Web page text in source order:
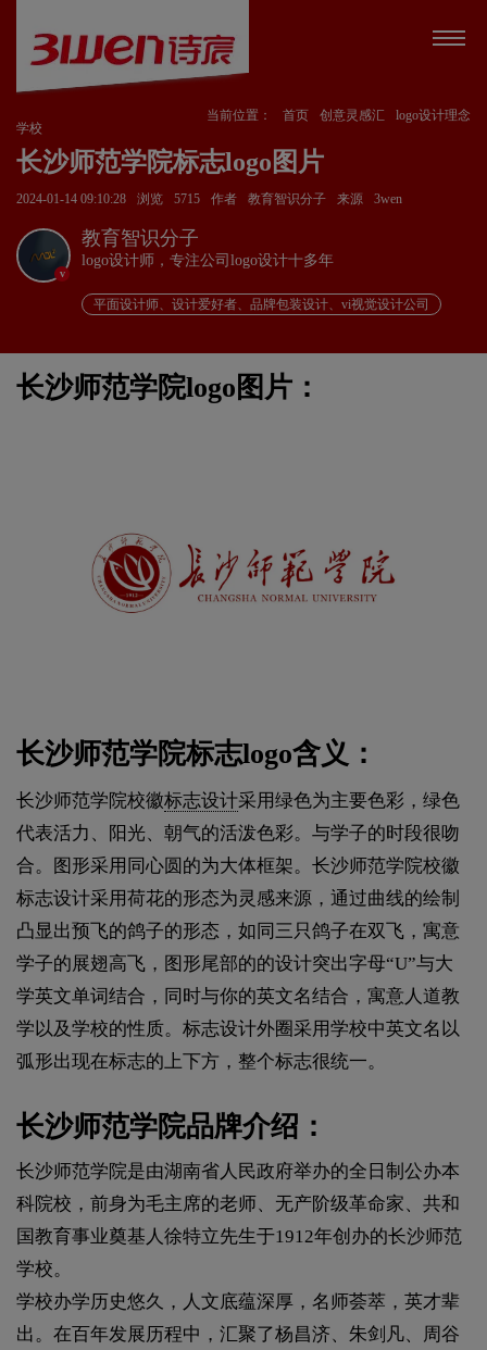
当前位置： 首页 创意灵感汇
logo设计理念
学校
长沙师范学院标志logo图片
2024-01-14 09:10:28 浏览 5715 作者 教育智识分子 来源 3wen
v
教育智识分子
logo设计师，专注公司logo设计十多年
平面设计师、设计爱好者、品牌包装设计、vi视觉设计公司
长沙师范学院logo图片：
长沙师范学院标志logo含义：
长沙师范学院校徽标志设计采用绿色为主要色彩，绿色
代表活力、阳光、朝气的活泼色彩。与学子的时段很吻
合。图形采用同心圆的为大体框架。长沙师范学院校徽
标志设计采用荷花的形态为灵感来源，通过曲线的绘制
凸显出预飞的鸽子的形态，如同三只鸽子在双飞，寓意
学子的展翅高飞，图形尾部的的设计突出字母“U”与大
学英文单词结合，同时与你的英文名结合，寓意人道教
学以及学校的性质。标志设计外圈采用学校中英文名以
弧形出现在标志的上下方，整个标志很统一。
长沙师范学院品牌介绍：
长沙师范学院是由湖南省人民政府举办的全日制公办本
科院校，前身为毛主席的老师、无产阶级革命家、共和
国教育事业奠基人徐特立先生于1912年创办的长沙师范
学校。
学校办学历史悠久，人文底蕴深厚，名师荟萃，英才辈
出。在百年发展历程中，汇聚了杨昌济、朱剑凡、周谷